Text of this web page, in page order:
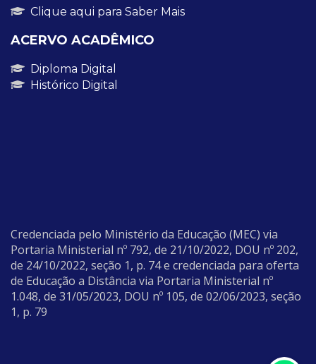
Clique aqui para Saber Mais
ACERVO ACADÊMICO
Diploma Digital
Histórico Digital
Credenciada pelo Ministério da Educação (MEC) via
Portaria Ministerial nº 792, de 21/10/2022, DOU nº 202,
de 24/10/2022, seção 1, p. 74 e credenciada para oferta
de Educação a Distância via Portaria Ministerial nº
1.048, de 31/05/2023, DOU nº 105, de 02/06/2023, seção
1, p. 79